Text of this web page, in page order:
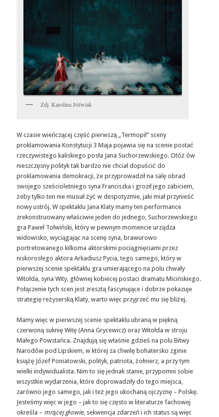
Zdj. Karolina Jóźwiak
W czasie wieńczącej część pierwszą „Termopil” sceny
proklamowania Konstytucji 3 Maja pojawia się na scenie postać
rzeczywistego kaliskiego posła Jana Suchorzewskiego. Otóż ów
nieszczęsny polityk tak bardzo nie chciał dopuścić do
proklamowania demokracji, że przyprowadził na salę obrad
swojego sześcioletniego syna Franciszka i groził jego zabiciem,
żeby tylko ten nie musiał żyć w despotyzmie, jaki miał przynieść
nowy ustrój. W spektaklu Jana Klaty mamy ten performance
zrekonstruowany właściwie jeden do jednego, Suchorzewskiego
gra Paweł Tołwiński, który w pewnym momencie urządza
widowisko, wyciągając na scenę syna, brawurowo
portretowanego kilkoma aktorskimi pociągnięciami przez
niskorosłego aktora Arkadiusz Pycia, tego samego, który w
pierwszej scenie spektaklu gra umierającego na polu chwały
Witołda, syna Wity, głównej kobiecej postaci dramatu Micińskiego.
Połączenie tych scen jest zresztą fascynujące i dobrze pokazuje
strategię reżyserską Klaty, warto więc przyjrzeć mu się bliżej.
Mamy więc w pierwszej scenie spektaklu ubraną w piękną
czerwoną suknię Witę (Anna Grycewicz) oraz Witołda w stroju
Małego Powstańca. Znajdują się właśnie gdzieś na polu Bitwy
Narodów pod Lipskiem, w której za chwilę bohatersko zginie
książę Józef Poniatowski, polityk, patriota, żołnierz, a przy tym
wielki indywidualista. Nim to się jednak stanie, przypomni sobie
wszystkie wydarzenia, które doprowadziły do tego miejsca,
zarówno jego samego, jak i też jego ukochaną ojczyznę – Polskę.
Jesteśmy więc w jego – jak to się często w literaturze fachowej
określa – mrącej głowie, sekwencja zdarzeń i ich status są więc